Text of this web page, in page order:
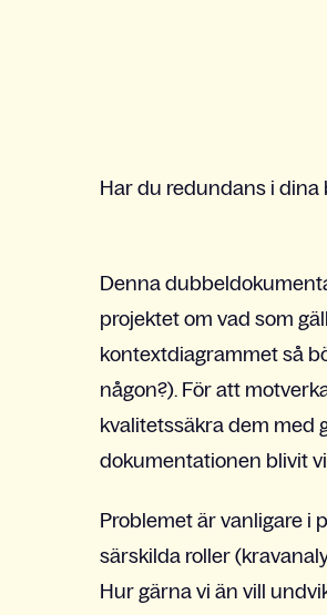
Har du redundans i dina
Denna
projektet om vad som
kontextdiagrammet så
någon?). För att
kvalitetssäkra dem med
dokumentationen blivit
Problemet är vanligare i
särskilda roller
Hur gärna vi än vill